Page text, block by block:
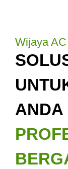
Wijaya
ANDA